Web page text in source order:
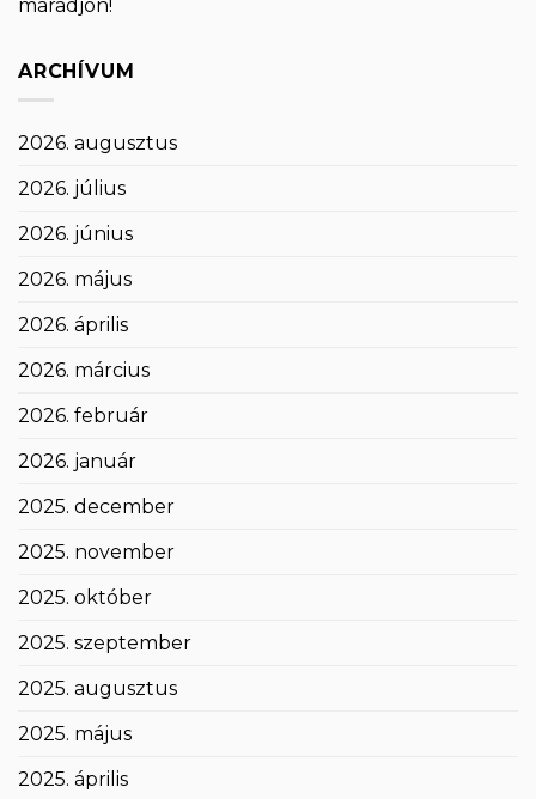
maradjon!
ARCHÍVUM
2026. augusztus
2026. július
2026. június
2026. május
2026. április
2026. március
2026. február
2026. január
2025. december
2025. november
2025. október
2025. szeptember
2025. augusztus
2025. május
2025. április